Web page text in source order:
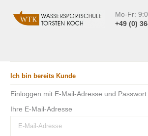
Mo-Fr:
+49 (0)
Ich bin bereits Kunde
Einloggen mit E-Mail-Adresse und Passwort
Ihre E-Mail-Adresse